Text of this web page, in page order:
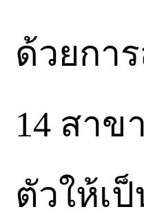
ด้วยกา
14 สาข
ตัวให้เ